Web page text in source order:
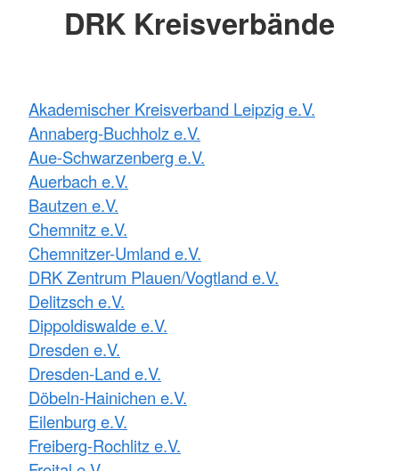
DRK Kreisverbände
Akademischer Kreisverband Leipzig e.V.
Annaberg-Buchholz e.V.
Aue-Schwarzenberg e.V.
Auerbach e.V.
Bautzen e.V.
Chemnitz e.V.
Chemnitzer-Umland e.V.
DRK Zentrum Plauen/Vogtland e.V.
Delitzsch e.V.
Dippoldiswalde e.V.
Dresden e.V.
Dresden-Land e.V.
Döbeln-Hainichen e.V.
Eilenburg e.V.
Freiberg-Rochlitz e.V.